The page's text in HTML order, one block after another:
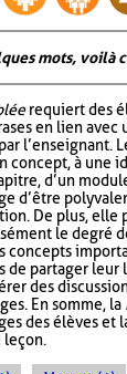
mots, voilà
requiert des
en lien avec
l’enseignant.
concept, à une
d’un
d’être
De plus, elle
le degré
concepts
de partager leur
des
En somme, la
des élèves et
leçon.